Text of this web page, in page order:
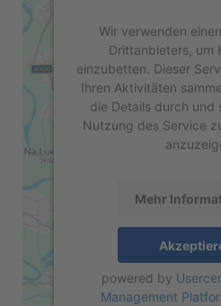
Wir verwenden
Drittanbieters, um
einzubetten. Dieser
Ihren Aktivitäten
die Details durch und
Nutzung des Service
Mehr
powered by
Management